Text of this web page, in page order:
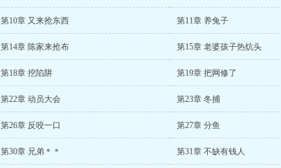
第10章 又来抢东西 第11章 养兔子
第14章 陈家来抢布 第15章 老婆孩子热炕头
第18章 挖陷阱 第19章 把网修了
第22章 动员大会 第23章 冬捕
第26章 反咬一口 第27章 分鱼
第30章 兄弟＊＊ 第31章 不缺有钱人